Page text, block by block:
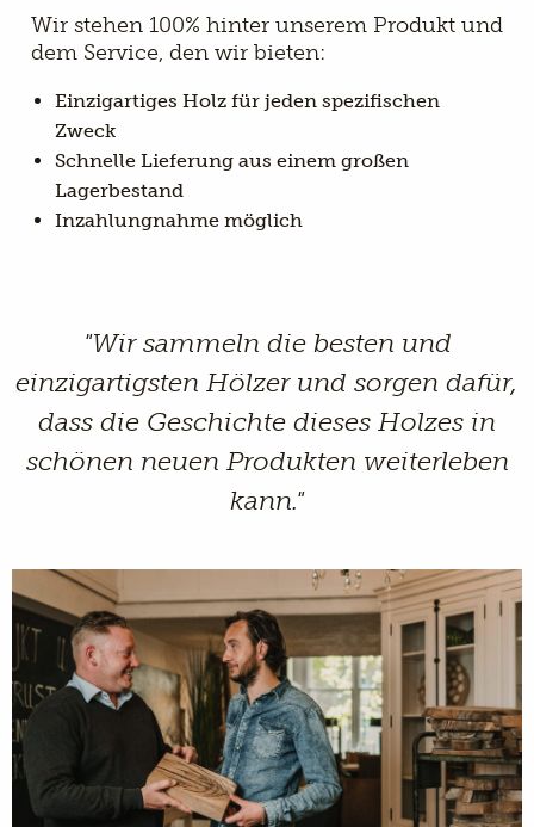
Wir stehen 100% hinter unserem Produkt und
dem Service, den wir bieten:
Einzigartiges Holz für jeden spezifischen
Zweck
Schnelle Lieferung aus einem großen
Lagerbestand
Inzahlungnahme möglich
"Wir sammeln die besten und
einzigartigsten Hölzer und sorgen dafür,
dass die Geschichte dieses Holzes in
schönen neuen Produkten weiterleben
kann."